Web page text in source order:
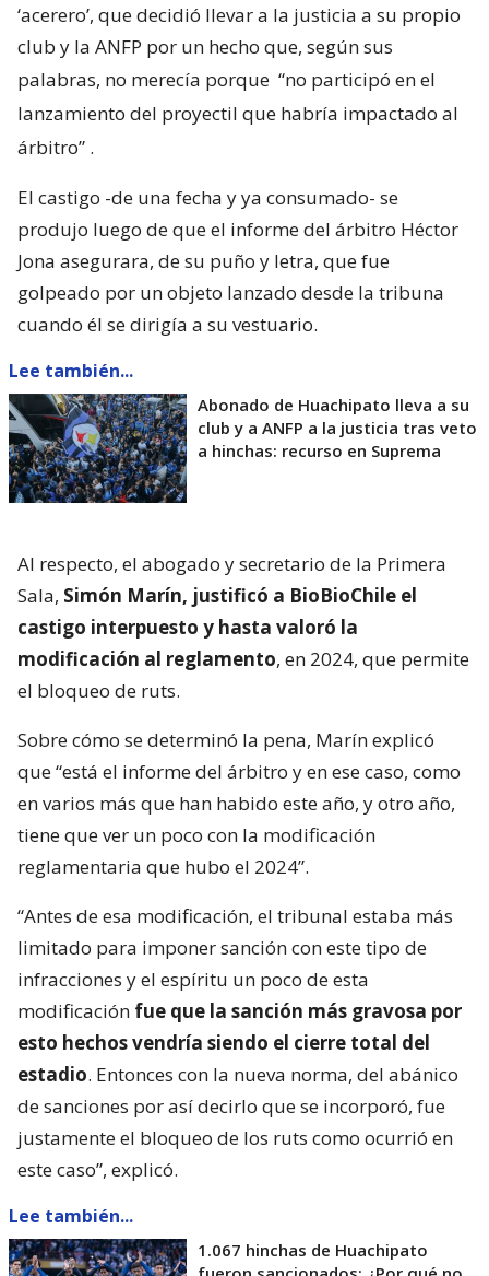
‘acerero’, que decidió llevar a la justicia a su propio
club y la ANFP por un hecho que, según sus
palabras, no merecía porque “no participó en el
lanzamiento del proyectil que habría impactado al
árbitro” .
El castigo -de una fecha y ya consumado- se
produjo luego de que el informe del árbitro Héctor
Jona asegurara, de su puño y letra, que fue
golpeado por un objeto lanzado desde la tribuna
cuando él se dirigía a su vestuario.
Lee también...
Abonado de Huachipato lleva a su
club y a ANFP a la justicia tras veto
a hinchas: recurso en Suprema
Al respecto, el abogado y secretario de la Primera
Sala, Simón Marín, justificó a BioBioChile el
castigo interpuesto y hasta valoró la
modificación al reglamento, en 2024, que permite
el bloqueo de ruts.
Sobre cómo se determinó la pena, Marín explicó
que “está el informe del árbitro y en ese caso, como
en varios más que han habido este año, y otro año,
tiene que ver un poco con la modificación
reglamentaria que hubo el 2024”.
“Antes de esa modificación, el tribunal estaba más
limitado para imponer sanción con este tipo de
infracciones y el espíritu un poco de esta
modificación fue que la sanción más gravosa por
esto hechos vendría siendo el cierre total del
estadio. Entonces con la nueva norma, del abánico
de sanciones por así decirlo que se incorporó, fue
justamente el bloqueo de los ruts como ocurrió en
este caso”, explicó.
Lee también...
1.067 hinchas de Huachipato